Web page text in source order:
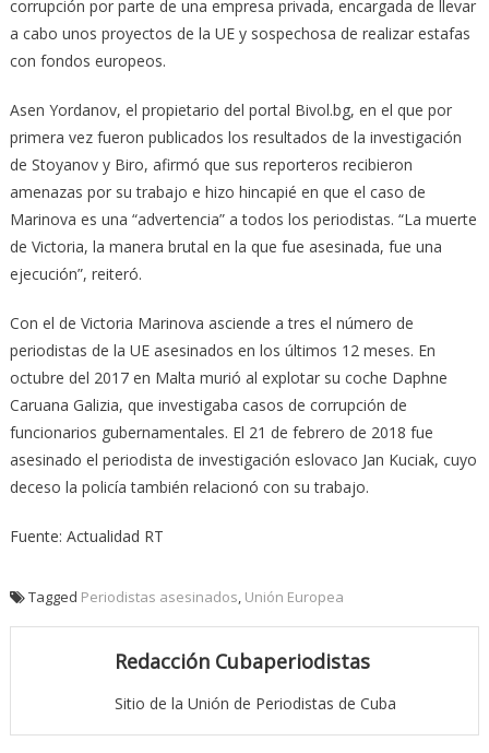
corrupción por parte de una empresa privada, encargada de llevar
a cabo unos proyectos de la UE y sospechosa de realizar estafas
con fondos europeos.
Asen Yordanov, el propietario del portal Bivol.bg, en el que por
primera vez fueron publicados los resultados de la investigación
de Stoyanov y Biro, afirmó que sus reporteros recibieron
amenazas por su trabajo e hizo hincapié en que el caso de
Marinova es una “advertencia” a todos los periodistas. “La muerte
de Victoria, la manera brutal en la que fue asesinada, fue una
ejecución”, reiteró.
Con el de Victoria Marinova asciende a tres el número de
periodistas de la UE asesinados en los últimos 12 meses. En
octubre del 2017 en Malta murió al explotar su coche Daphne
Caruana Galizia, que investigaba casos de corrupción de
funcionarios gubernamentales. El 21 de febrero de 2018 fue
asesinado el periodista de investigación eslovaco Jan Kuciak, cuyo
deceso la policía también relacionó con su trabajo.
Fuente: Actualidad RT
Tagged Periodistas asesinados, Unión Europea
Redacción Cubaperiodistas
Sitio de la Unión de Periodistas de Cuba